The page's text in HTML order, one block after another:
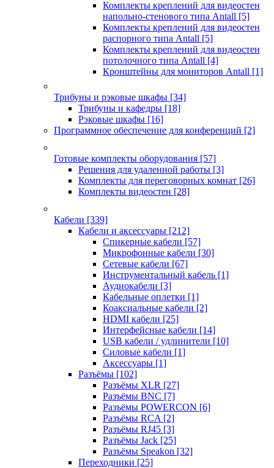
Комплекты креплений для видеостен
напольно-стенового типа Antall [5]
Комплекты креплений для видеостен
распорного типа Antall [5]
Комплекты креплений для видеостен
потолочного типа Antall [4]
Кронштейны для мониторов Antall [1]
Трибуны и рэковые шкафы [34]
Трибуны и кафедры [18]
Рэковые шкафы [16]
Программное обеспечение для конференций [2]
Готовые комплекты оборудования [57]
Решения для удаленной работы [3]
Комплекты для переговорных комнат [26]
Комплекты видеостен [28]
Кабели [339]
Кабели и аксессуары [212]
Спикерные кабели [57]
Микрофонные кабели [30]
Сетевые кабели [67]
Инструментальный кабель [1]
Аудиокабели [3]
Кабельные оплетки [1]
Коаксиальные кабели [2]
HDMI кабели [25]
Интерфейсные кабели [14]
USB кабели / удлинители [10]
Силовые кабели [1]
Аксессуары [1]
Разъёмы [102]
Разъёмы XLR [27]
Разъёмы BNC [7]
Разъёмы POWERCON [6]
Разъёмы RCA [2]
Разъёмы RJ45 [3]
Разъёмы Jack [25]
Разъёмы Speakon [32]
Переходники [25]